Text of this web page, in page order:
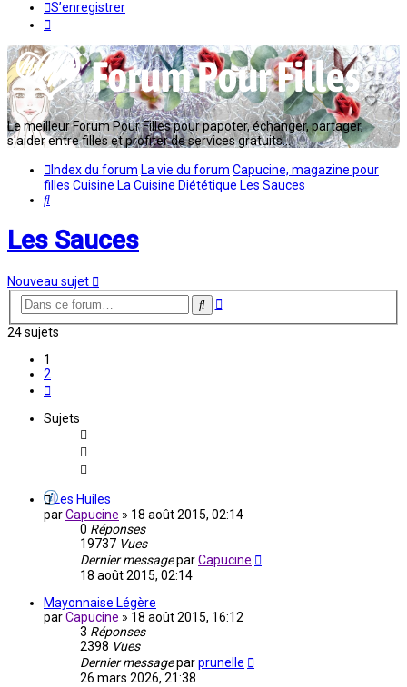
S’enregistrer
Le meilleur Forum Pour Filles pour papoter, échanger, partager,
s'aider entre filles et profiter de services gratuits...
Index du forum La vie du forum Capucine, magazine pour
filles Cuisine La Cuisine Diététique Les Sauces
Rechercher
Les Sauces
Nouveau sujet
Rechercher
Recherche
24 sujets
1
2
Sujets
Les Huiles
parCapucine » 18 août 2015, 02:14
0 Réponses
19737 Vues
Dernier messageparCapucine
18 août 2015, 02:14
Mayonnaise Légère
parCapucine » 18 août 2015, 16:12
3 Réponses
2398 Vues
Dernier messageparprunelle
26 mars 2026, 21:38